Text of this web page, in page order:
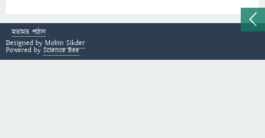
মতামত পাঠান
Designed by Mobin Sikder
Powered by Science Bee